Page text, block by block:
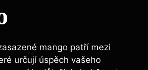
mango patří mezi
určují úspěch vašeho